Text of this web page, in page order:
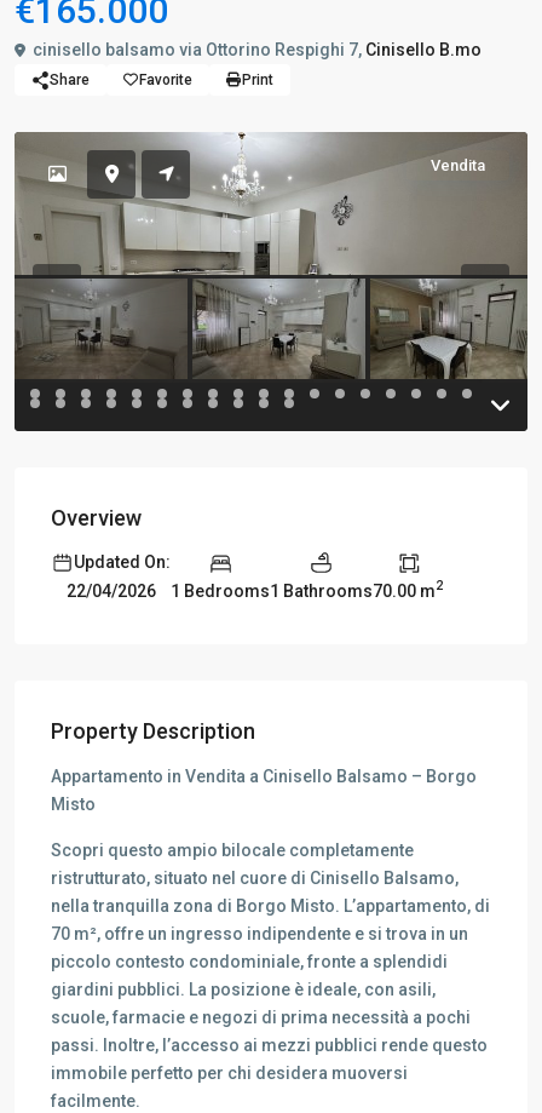
€165.000
cinisello balsamo via Ottorino Respighi 7, Cinisello B.mo
Share Favorite Print
Vendita
Previous
Overview
Updated On:
22/04/2026
1 Bedrooms1 Bathrooms70.00 m2
Property Description
Appartamento in Vendita a Cinisello Balsamo – Borgo
Misto
Scopri questo ampio bilocale completamente
ristrutturato, situato nel cuore di Cinisello Balsamo,
nella tranquilla zona di Borgo Misto. L’appartamento, di
70 m², offre un ingresso indipendente e si trova in un
piccolo contesto condominiale, fronte a splendidi
giardini pubblici. La posizione è ideale, con asili,
scuole, farmacie e negozi di prima necessità a pochi
passi. Inoltre, l’accesso ai mezzi pubblici rende questo
immobile perfetto per chi desidera muoversi
facilmente.